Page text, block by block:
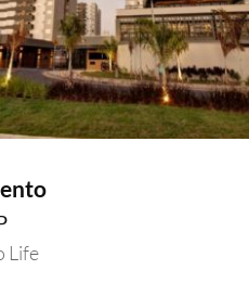
Life